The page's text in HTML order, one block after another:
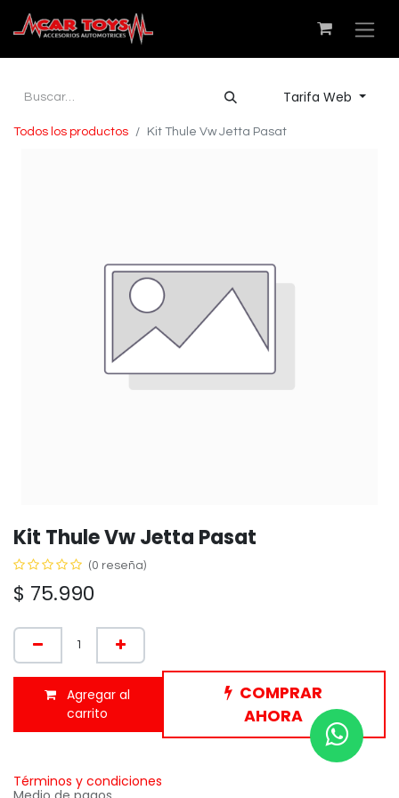
Tarifa Web
Todos los productos Kit Thule Vw Jetta Pasat
Kit Thule Vw Jetta Pasat
(0 reseña)
$ 75.990
Agregar al
carrito
COMPRAR
AHORA
Términos y condiciones